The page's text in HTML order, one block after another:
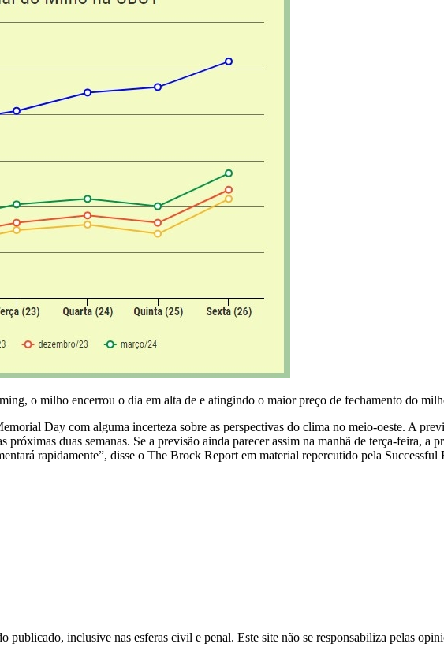
o milho encerrou o dia em alta de e atingindo o maior preço de fechamento do
Day com alguma incerteza sobre as perspectivas do clima no meio-oeste. A
próximas duas semanas. Se a previsão ainda parecer assim na manhã de terça-feira,
rapidamente”, disse o The Brock Report em material repercutido pela Successful
publicado, inclusive nas esferas civil e penal. Este site não se responsabiliza pelas